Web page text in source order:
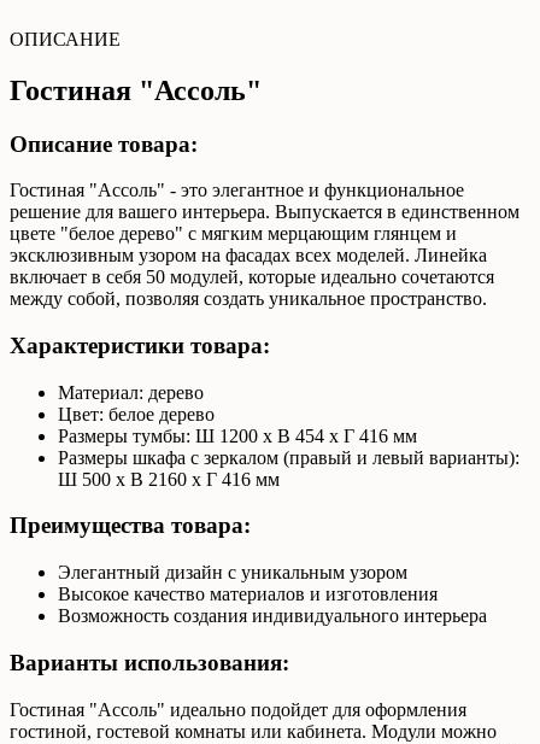
ОПИСАНИЕ
Гостиная "Ассоль"
Описание товара:
Гостиная "Ассоль" - это элегантное и функциональное
решение для вашего интерьера. Выпускается в единственном
цвете "белое дерево" с мягким мерцающим глянцем и
эксклюзивным узором на фасадах всех моделей. Линейка
включает в себя 50 модулей, которые идеально сочетаются
между собой, позволяя создать уникальное пространство.
Характеристики товара:
Материал: дерево
Цвет: белое дерево
Размеры тумбы: Ш 1200 x В 454 x Г 416 мм
Размеры шкафа с зеркалом (правый и левый варианты):
Ш 500 x В 2160 x Г 416 мм
Преимущества товара:
Элегантный дизайн с уникальным узором
Высокое качество материалов и изготовления
Возможность создания индивидуального интерьера
Варианты использования:
Гостиная "Ассоль" идеально подойдет для оформления
гостиной, гостевой комнаты или кабинета. Модули можно